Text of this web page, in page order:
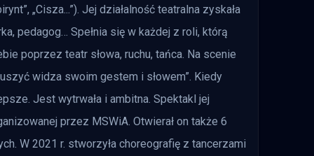
„Cisza...”). Jej działalność teatralna zyskała
pedagog… Spełnia się w każdej z roli, którą
poprzez teatr słowa, ruchu, tańca. Na scenie
widza swoim gestem i słowem”. Kiedy
Jest wytrwała i ambitna. Spektakl jej
przez MSWiA. Otwierał on także 6
W 2021 r. stworzyła choreografię z tancerzami